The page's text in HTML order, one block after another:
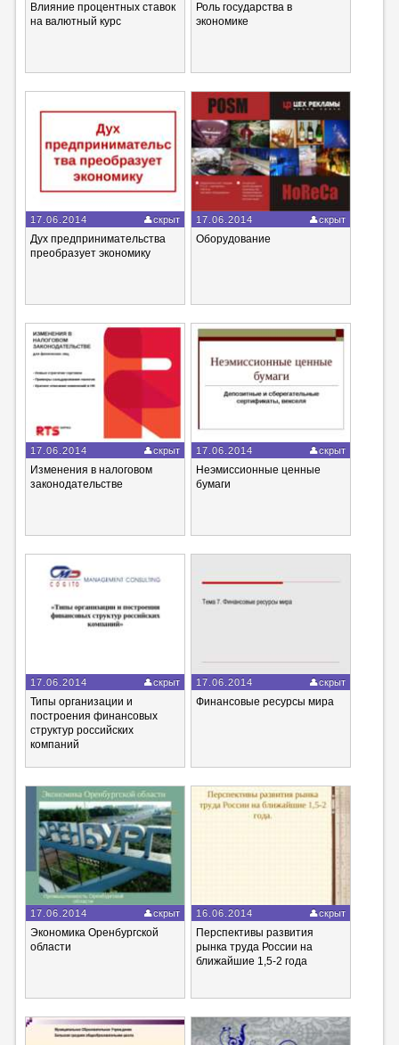
Влияние процентных ставок
на валютный курс
Роль государства в
экономике
17.06.2014 скрыт
Дух предпринимательства
преобразует экономику
17.06.2014 скрыт
Оборудование
17.06.2014 скрыт
Изменения в налоговом
законодательстве
17.06.2014 скрыт
Неэмиссионные ценные
бумаги
17.06.2014 скрыт
Типы организации и
построения финансовых
структур российских
компаний
17.06.2014 скрыт
Финансовые ресурсы мира
17.06.2014 скрыт
Экономика Оренбургской
области
16.06.2014 скрыт
Перспективы развития
рынка труда России на
ближайшие 1,5-2 года